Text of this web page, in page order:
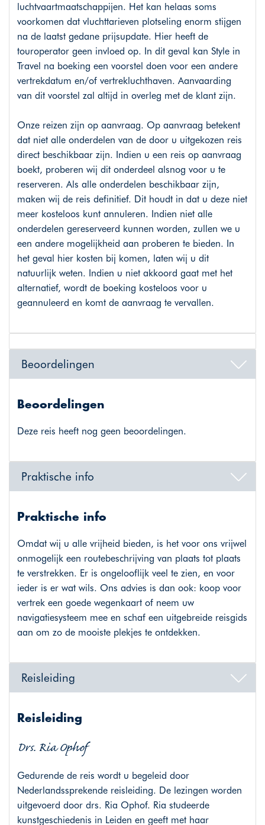
luchtvaartmaatschappijen. Het kan helaas soms
voorkomen dat vluchttarieven plotseling enorm stijgen
na de laatst gedane prijsupdate. Hier heeft de
touroperator geen invloed op. In dit geval kan Style in
Travel na boeking een voorstel doen voor een andere
vertrekdatum en/of vertrekluchthaven. Aanvaarding
van dit voorstel zal altijd in overleg met de klant zijn.
Onze reizen zijn op aanvraag. Op aanvraag betekent
dat niet alle onderdelen van de door u uitgekozen reis
direct beschikbaar zijn. Indien u een reis op aanvraag
boekt, proberen wij dit onderdeel alsnog voor u te
reserveren. Als alle onderdelen beschikbaar zijn,
maken wij de reis definitief. Dit houdt in dat u deze niet
meer kosteloos kunt annuleren. Indien niet alle
onderdelen gereserveerd kunnen worden, zullen we u
een andere mogelijkheid aan proberen te bieden. In
het geval hier kosten bij komen, laten wij u dit
natuurlijk weten. Indien u niet akkoord gaat met het
alternatief, wordt de boeking kosteloos voor u
geannuleerd en komt de aanvraag te vervallen.
Beoordelingen
Beoordelingen
Deze reis heeft nog geen beoordelingen.
Praktische info
Praktische info
Omdat wij u alle vrijheid bieden, is het voor ons vrijwel
onmogelijk een routebeschrijving van plaats tot plaats
te verstrekken. Er is ongelooflijk veel te zien, en voor
ieder is er wat wils. Ons advies is dan ook: koop voor
vertrek een goede wegenkaart of neem uw
navigatiesysteem mee en schaf een uitgebreide reisgids
aan om zo de mooiste plekjes te ontdekken.
Reisleiding
Reisleiding
Drs. Ria Ophof
Gedurende de reis wordt u begeleid door
Nederlandssprekende reisleiding. De lezingen worden
uitgevoerd door drs. Ria Ophof. Ria studeerde
kunstgeschiedenis in Leiden en geeft met haar